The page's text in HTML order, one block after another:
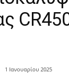
1 Ιανουαρίου 2025